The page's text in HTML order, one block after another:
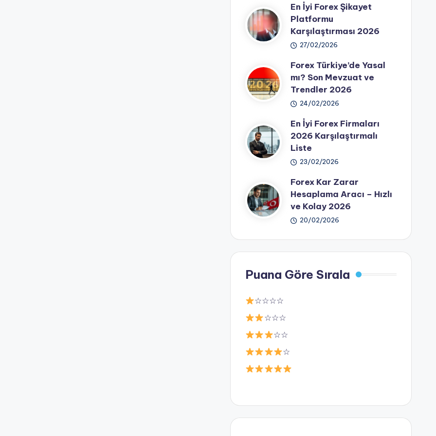
En İyi Forex Şikayet
Platformu
Karşılaştırması 2026
27/02/2026
Forex Türkiye’de Yasal
mı? Son Mevzuat ve
Trendler 2026
24/02/2026
En İyi Forex Firmaları
2026 Karşılaştırmalı
Liste
23/02/2026
Forex Kar Zarar
Hesaplama Aracı – Hızlı
ve Kolay 2026
20/02/2026
Puana Göre Sırala
☆☆☆☆
☆☆☆
☆☆
☆